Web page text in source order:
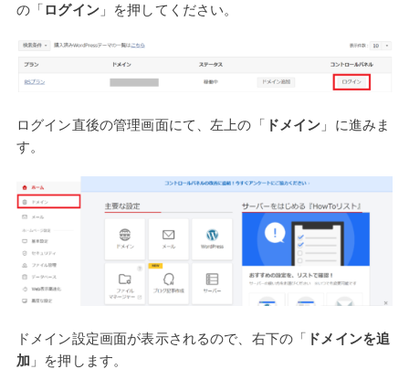
の「ログイン」を押してください。
ログイン直後の管理画面にて、左上の「 ドメイン 」に進みま
す。
ドメイン設定画面が表示されるので、右下の「 ドメインを追
加 」を押します。